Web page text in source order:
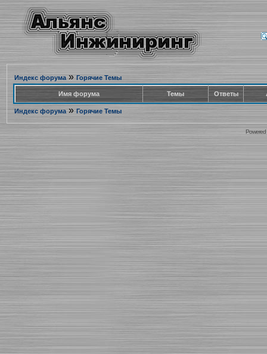
Индекс форума» Горячие Темы
Имя форума Темы Ответы
Индекс форума» Горячие Темы